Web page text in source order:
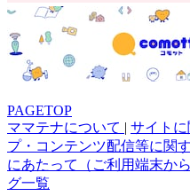
PAGETOP
ママテナについて | サイト
プ・コンテンツ配信等に関
にあたって（ご利用端末か
グ一覧